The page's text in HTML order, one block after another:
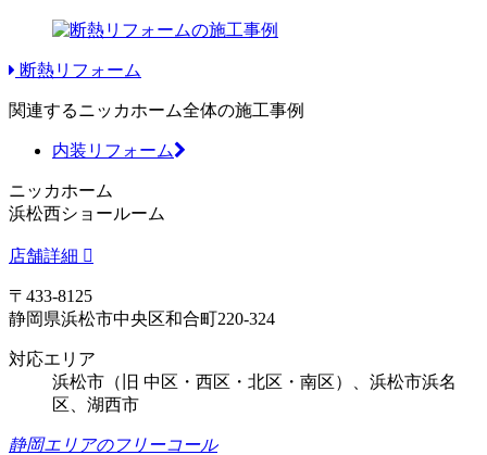
断熱リフォーム
関連するニッカホーム全体の施工事例
内装リフォーム
ニッカホーム
浜松西ショールーム
店舗詳細
〒433-8125
静岡県浜松市中央区和合町220-324
対応エリア
浜松市（旧 中区・西区・北区・南区）、浜松市浜名
区、湖西市
静岡エリアのフリーコール